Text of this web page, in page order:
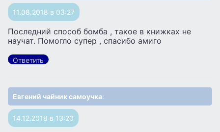
11.08.2018 в 03:27
Последний способ бомба , такое в книжках не
научат. Помогло супер , спасибо амиго
Ответить
Евгений чайник самоучка:
14.12.2018 в 13:20